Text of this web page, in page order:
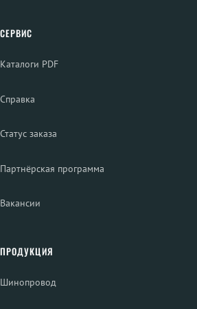
СЕРВИС
Каталоги PDF
Справка
Статус заказа
Партнёрская программа
Вакансии
ПРОДУКЦИЯ
Шинопровод